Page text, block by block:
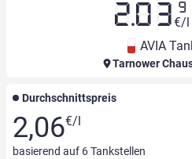
2.03 9
€/l
AVIA
Tarnower
Durchschnittspreis
2,06€/l
basierend auf 6Tankstellen